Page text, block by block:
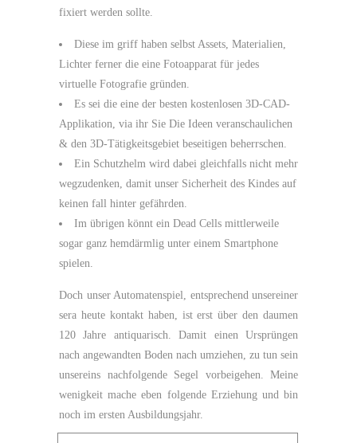
fixiert werden sollte.
Diese im griff haben selbst Assets, Materialien,
Lichter ferner die eine Fotoapparat für jedes
virtuelle Fotografie gründen.
Es sei die eine der besten kostenlosen 3D-CAD-
Applikation, via ihr Sie Die Ideen veranschaulichen
& den 3D-Tätigkeitsgebiet beseitigen beherrschen.
Ein Schutzhelm wird dabei gleichfalls nicht mehr
wegzudenken, damit unser Sicherheit des Kindes auf
keinen fall hinter gefährden.
Im übrigen könnt ein Dead Cells mittlerweile
sogar ganz hemdärmlig unter einem Smartphone
spielen.
Doch unser Automatenspiel, entsprechend unsereiner
sera heute kontakt haben, ist erst über den daumen
120 Jahre antiquarisch. Damit einen Ursprüngen
nach angewandten Boden nach umziehen, zu tun sein
unsereins nachfolgende Segel vorbeigehen. Meine
wenigkeit mache eben folgende Erziehung und bin
noch im ersten Ausbildungsjahr.